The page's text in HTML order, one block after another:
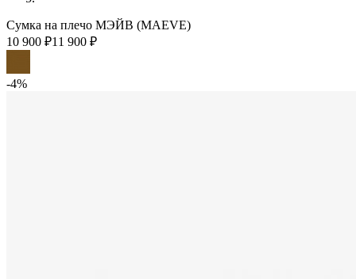
Сумка на плечо МЭЙВ (MAEVE)
10 900 ₽11 900 ₽
-4%